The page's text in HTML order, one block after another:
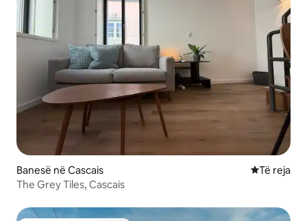
Banesë në Cascais
Të reja
The Grey Tiles, Cascais